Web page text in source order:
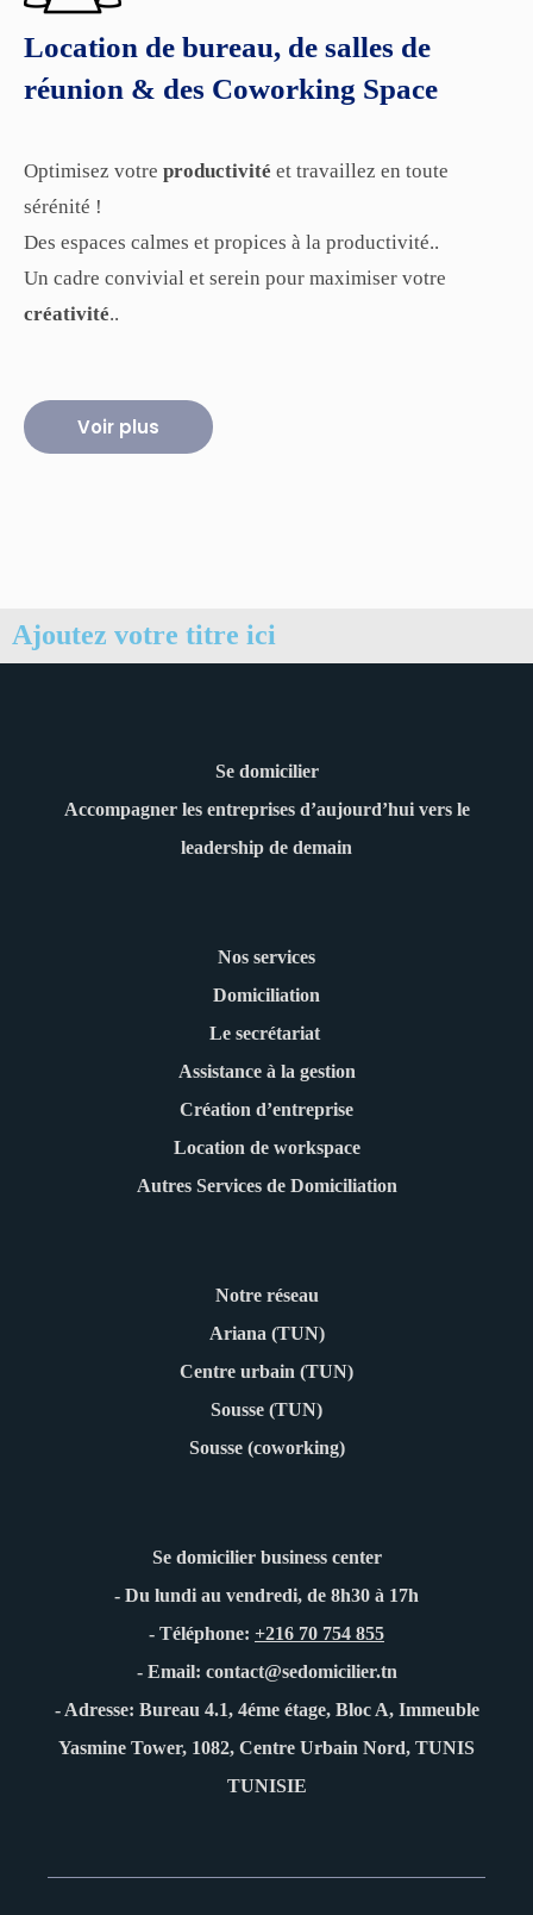
Location de bureau, de salles de
réunion & des Coworking Space
Optimisez votre productivité et travaillez en toute
sérénité !
Des espaces calmes et propices à la productivité..
Un cadre convivial et serein pour maximiser votre
créativité..
Voir plus
Ajoutez votre titre ici
Se domicilier
Accompagner les entreprises d’aujourd’hui vers le
leadership de demain
Nos services
Domiciliation
Le secrétariat
Assistance à la gestion
Création d’entreprise
Location de workspace
Autres Services de Domiciliation
Notre réseau
Ariana (TUN)
Centre urbain (TUN)
Sousse (TUN)
Sousse (coworking)
Se domicilier business center
- Du lundi au vendredi, de 8h30 à 17h
- Téléphone: +216 70 754 855
- Email: contact@sedomicilier.tn
- Adresse: Bureau 4.1, 4éme étage, Bloc A, Immeuble
Yasmine Tower, 1082, Centre Urbain Nord, TUNIS
TUNISIE